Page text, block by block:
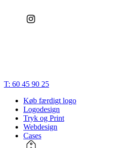
Close
T: 60 45 90 25
Køb færdigt logo
Logodesign
Tryk og Print
Webdesign
Cases